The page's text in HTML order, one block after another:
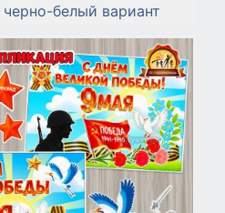
белый вариант